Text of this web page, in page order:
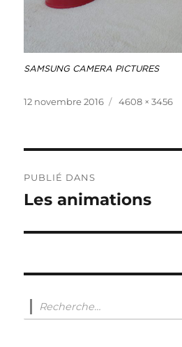
SAMSUNG CAMERA PICTURES
Publié
12 novembre 2016
Taille
4608 × 3456
de
l’article
PUBLIÉ DANS
Les animations
Recherche